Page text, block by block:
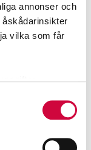
annonser och
åskådarinsikter
vilka som får
när som
böter på grund